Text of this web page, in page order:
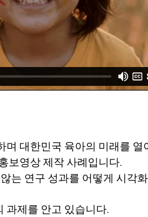
며 대한민국 육아의 미래를
보영상 제작 사례입니다.
는 연구 성과를 어떻게 시각
과제를 안고 있습니다.